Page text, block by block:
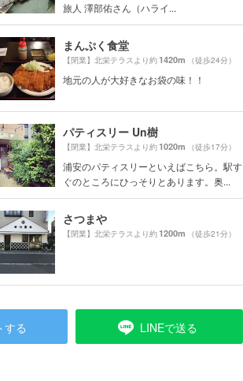
旅人 澤部佑さん（ハライ...
まんぷく食堂
【閉業】北栄テラスより約1420m （徒歩24分）
地元の人が大好きなお袋の味！！
パティスリー Un樹
【閉業】北栄テラスより約1020m （徒歩17分）
浦安のパティスリーといえばこちら。駅す
ぐのところにひっそりとあります。奥...
さつまや
【閉業】北栄テラスより約1200m （徒歩21分）
する LINEで送る